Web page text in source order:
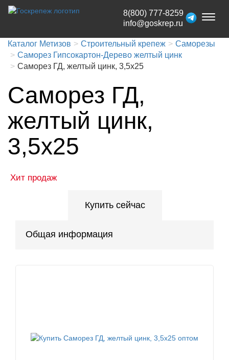
Toggle
8(800) 777-8259
info@goskrep.ru
Каталог Метизов Строительный крепеж
Саморезы
Саморез Гипсокартон-Дерево желтый цинк
Саморез ГД, желтый цинк, 3,5x25
Саморез ГД,
желтый цинк,
3,5x25
Хит продаж
Купить сейчас
Общая информация